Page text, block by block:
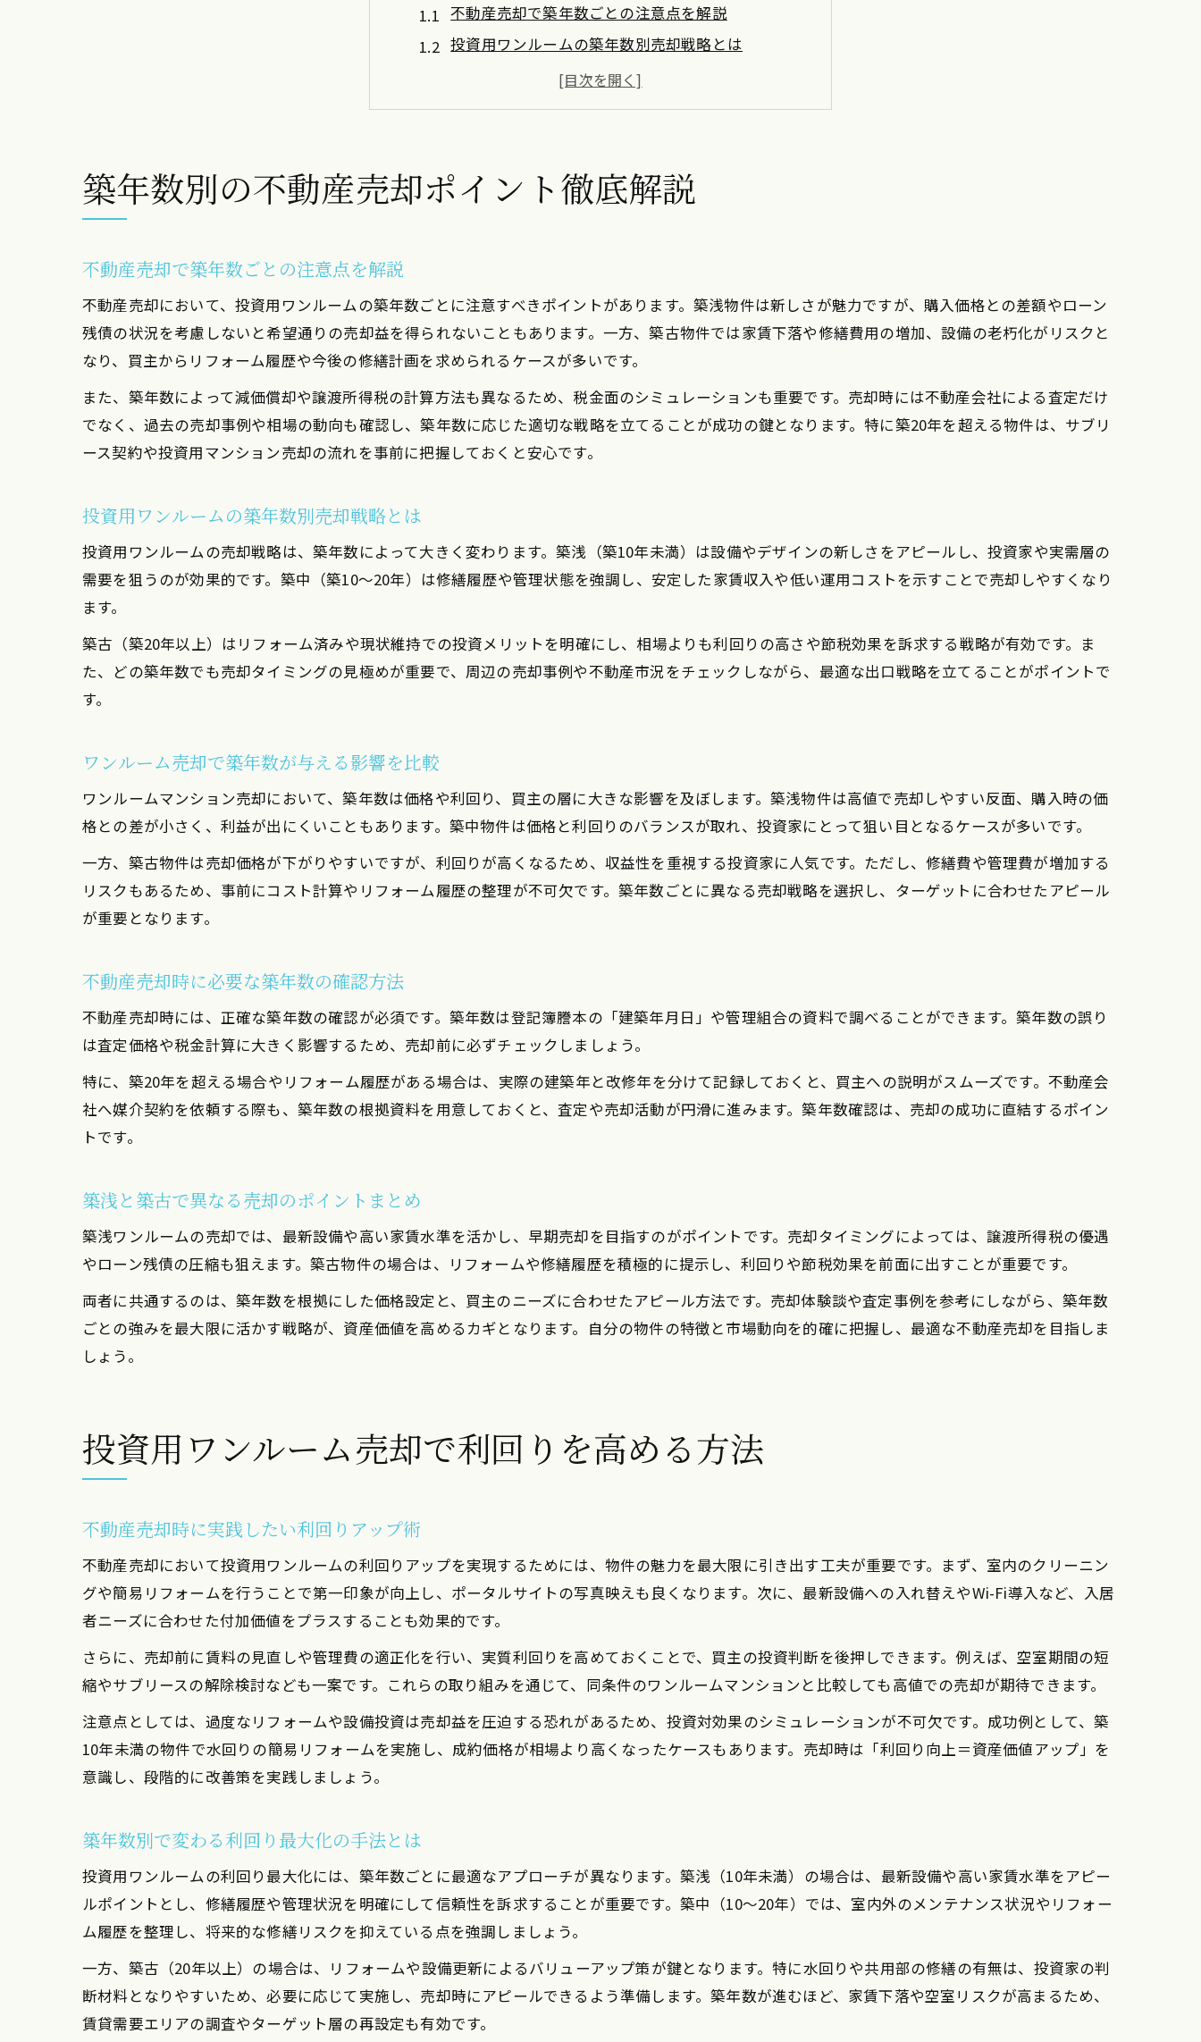
不動産売却で築年数ごとの注意点を解説
投資用ワンルームの築年数別売却戦略とは
ワンルーム売却で築年数が与える影響を比較
不動産売却時に必要な築年数の確認方法
投資用ワンルーム売却で利回りを高める方法
不動産売却時に実践したい利回りアップ術
ワンルーム売却体験から学ぶ利回り維持策
サブリース活用時の売却ポイントと注意点
ワンルーム売却なら築年数が鍵となる理由
なぜ築年数が不動産売却の決め手になるか
投資用ワンルームで築年数が評価に与える影響
築年数ごとに異なる売却タイミングの考え方
築年数ごとの資産価値を守る売却戦略
不動産売却で築年数に応じた資産価値維持術
築浅物件と築古物件の売却戦略を徹底比較
ワンルーム売却で資産価値が下がる理由と対策
投資用ワンルーム売却で失敗しない築年数選び
築年数を活かした不動産売却のコツと注意点
ワンルーム売却で業者選びに迷った時の判断基準
築年数別に見る不動産売却の流れとポイント
築年数10年超のワンルーム売却体験から学ぶ
売却できない物件の築年数とタイミングの関係
ワンルーム売却で築年数による流れの違いを解説
築年数別の不動産売却ポイント徹底解説
不動産売却で築年数ごとの注意点を解説
不動産売却において、投資用ワンルームの築年数ごとに注意すべきポイントがあります。築浅物件は新しさが魅力ですが、購入価格との差額やローン
残債の状況を考慮しないと希望通りの売却益を得られないこともあります。一方、築古物件では家賃下落や修繕費用の増加、設備の老朽化がリスクと
なり、買主からリフォーム履歴や今後の修繕計画を求められるケースが多いです。
また、築年数によって減価償却や譲渡所得税の計算方法も異なるため、税金面のシミュレーションも重要です。売却時には不動産会社による査定だけ
でなく、過去の売却事例や相場の動向も確認し、築年数に応じた適切な戦略を立てることが成功の鍵となります。特に築20年を超える物件は、サブリ
ース契約や投資用マンション売却の流れを事前に把握しておくと安心です。
投資用ワンルームの築年数別売却戦略とは
投資用ワンルームの売却戦略は、築年数によって大きく変わります。築浅（築10年未満）は設備やデザインの新しさをアピールし、投資家や実需層の
需要を狙うのが効果的です。築中（築10～20年）は修繕履歴や管理状態を強調し、安定した家賃収入や低い運用コストを示すことで売却しやすくなり
ます。
築古（築20年以上）はリフォーム済みや現状維持での投資メリットを明確にし、相場よりも利回りの高さや節税効果を訴求する戦略が有効です。ま
た、どの築年数でも売却タイミングの見極めが重要で、周辺の売却事例や不動産市況をチェックしながら、最適な出口戦略を立てることがポイントで
す。
ワンルーム売却で築年数が与える影響を比較
ワンルームマンション売却において、築年数は価格や利回り、買主の層に大きな影響を及ぼします。築浅物件は高値で売却しやすい反面、購入時の価
格との差が小さく、利益が出にくいこともあります。築中物件は価格と利回りのバランスが取れ、投資家にとって狙い目となるケースが多いです。
一方、築古物件は売却価格が下がりやすいですが、利回りが高くなるため、収益性を重視する投資家に人気です。ただし、修繕費や管理費が増加する
リスクもあるため、事前にコスト計算やリフォーム履歴の整理が不可欠です。築年数ごとに異なる売却戦略を選択し、ターゲットに合わせたアピール
が重要となります。
不動産売却時に必要な築年数の確認方法
不動産売却時には、正確な築年数の確認が必須です。築年数は登記簿謄本の「建築年月日」や管理組合の資料で調べることができます。築年数の誤り
は査定価格や税金計算に大きく影響するため、売却前に必ずチェックしましょう。
特に、築20年を超える場合やリフォーム履歴がある場合は、実際の建築年と改修年を分けて記録しておくと、買主への説明がスムーズです。不動産会
社へ媒介契約を依頼する際も、築年数の根拠資料を用意しておくと、査定や売却活動が円滑に進みます。築年数確認は、売却の成功に直結するポイン
トです。
築浅と築古で異なる売却のポイントまとめ
築浅ワンルームの売却では、最新設備や高い家賃水準を活かし、早期売却を目指すのがポイントです。売却タイミングによっては、譲渡所得税の優遇
やローン残債の圧縮も狙えます。築古物件の場合は、リフォームや修繕履歴を積極的に提示し、利回りや節税効果を前面に出すことが重要です。
両者に共通するのは、築年数を根拠にした価格設定と、買主のニーズに合わせたアピール方法です。売却体験談や査定事例を参考にしながら、築年数
ごとの強みを最大限に活かす戦略が、資産価値を高めるカギとなります。自分の物件の特徴と市場動向を的確に把握し、最適な不動産売却を目指しま
しょう。
投資用ワンルーム売却で利回りを高める方法
不動産売却時に実践したい利回りアップ術
不動産売却において投資用ワンルームの利回りアップを実現するためには、物件の魅力を最大限に引き出す工夫が重要です。まず、室内のクリーニン
グや簡易リフォームを行うことで第一印象が向上し、ポータルサイトの写真映えも良くなります。次に、最新設備への入れ替えやWi-Fi導入など、入居
者ニーズに合わせた付加価値をプラスすることも効果的です。
さらに、売却前に賃料の見直しや管理費の適正化を行い、実質利回りを高めておくことで、買主の投資判断を後押しできます。例えば、空室期間の短
縮やサブリースの解除検討なども一案です。これらの取り組みを通じて、同条件のワンルームマンションと比較しても高値での売却が期待できます。
注意点としては、過度なリフォームや設備投資は売却益を圧迫する恐れがあるため、投資対効果のシミュレーションが不可欠です。成功例として、築
10年未満の物件で水回りの簡易リフォームを実施し、成約価格が相場より高くなったケースもあります。売却時は「利回り向上＝資産価値アップ」を
意識し、段階的に改善策を実践しましょう。
築年数別で変わる利回り最大化の手法とは
投資用ワンルームの利回り最大化には、築年数ごとに最適なアプローチが異なります。築浅（10年未満）の場合は、最新設備や高い家賃水準をアピー
ルポイントとし、修繕履歴や管理状況を明確にして信頼性を訴求することが重要です。築中（10～20年）では、室内外のメンテナンス状況やリフォー
ム履歴を整理し、将来的な修繕リスクを抑えている点を強調しましょう。
一方、築古（20年以上）の場合は、リフォームや設備更新によるバリューアップ策が鍵となります。特に水回りや共用部の修繕の有無は、投資家の判
断材料となりやすいため、必要に応じて実施し、売却時にアピールできるよう準備します。築年数が進むほど、家賃下落や空室リスクが高まるため、
賃貸需要エリアの調査やターゲット層の再設定も有効です。